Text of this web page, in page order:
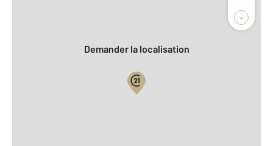
-
Demander la localisation